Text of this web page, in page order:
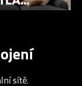
sítě.